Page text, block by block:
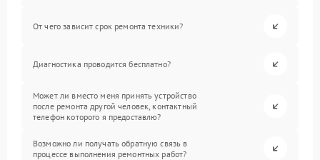
От чего зависит срок ремонта техники?
Диагностика проводится бесплатно?
Может ли вместо меня принять устройство
после ремонта другой человек, контактный
телефон которого я предоставлю?
Возможно ли получать обратную связь в
процессе выполнения ремонтных работ?